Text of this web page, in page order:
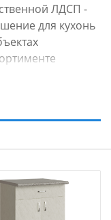
ЛДСП -
для кухонь
элементы,
любые задачи.
защищает
уборку.